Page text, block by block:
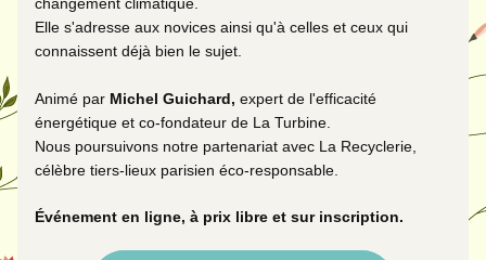
Elle s'adresse aux novices ainsi qu'à celles et ceux qui
connaissent déjà bien le sujet.
Animé par Michel Guichard, expert de l'efficacité
énergétique et co-fondateur de La Turbine.
Nous poursuivons notre partenariat avec La Recyclerie,
célèbre tiers-lieux parisien éco-responsable.
Événement en ligne, à prix libre et sur inscription.